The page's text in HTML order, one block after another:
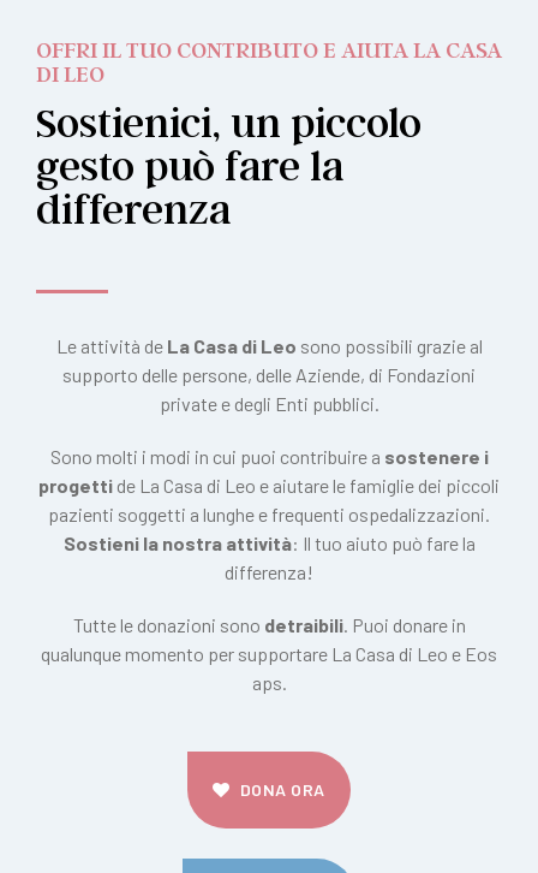
OFFRI IL TUO CONTRIBUTO E AIUTA LA CASA
DI LEO
Sostienici, un piccolo
gesto può fare la
differenza
Le attività de La Casa di Leo sono possibili grazie al
supporto delle persone, delle Aziende, di Fondazioni
private e degli Enti pubblici.
Sono molti i modi in cui puoi contribuire a sostenere i
progetti de La Casa di Leo e aiutare le famiglie dei piccoli
pazienti soggetti a lunghe e frequenti ospedalizzazioni.
Sostieni la nostra attività: Il tuo aiuto può fare la
differenza!
Tutte le donazioni sono detraibili. Puoi donare in
qualunque momento per supportare La Casa di Leo e Eos
aps.
DONA ORA